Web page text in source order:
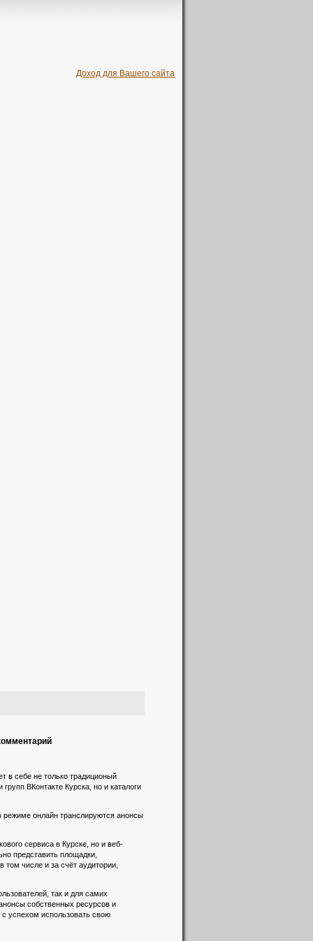
Доход для Вашего сайта
в себе не только традиционый
ВКонтакте Курска, но и каталоги
режиме онлайн транслируются анонсы
сервиса в Курске, но и веб-
представить площадки,
числе и за счёт аудитории,
так и для самих
собственных ресурсов и
успехом использовать свою